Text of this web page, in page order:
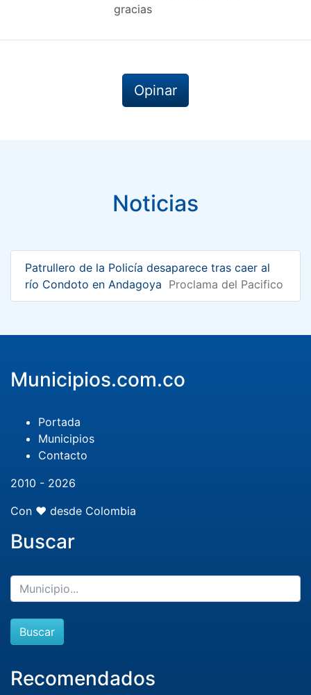
gracias
Opinar
Noticias
Patrullero de la Policía desaparece tras caer al
río Condoto en Andagoya Proclama del Pacifico
Municipios.com.co
Portada
Municipios
Contacto
2010 - 2026
Con ❤️ desde Colombia
Buscar
Buscar
Recomendados